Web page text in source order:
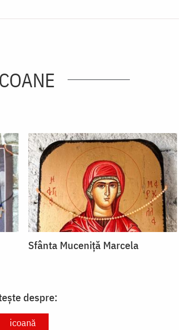
Sfânta Muceniță Marcela
despre:
icoană